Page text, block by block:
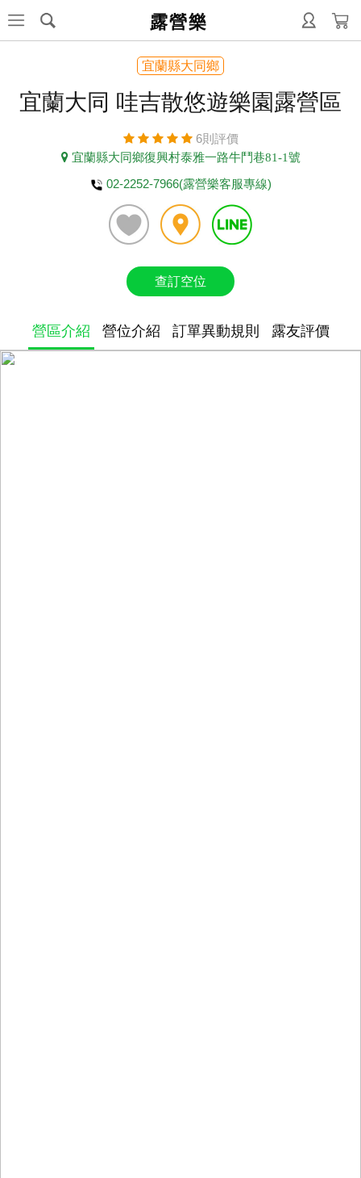
露營樂
宜蘭縣大同鄉
宜蘭大同 哇吉散悠遊樂園露營區
6則評價
宜蘭縣大同鄉復興村泰雅一路牛鬥巷81-1號
02-2252-7966(露營樂客服專線)
查訂空位
營區介紹 營位介紹 訂單異動規則 露友評價